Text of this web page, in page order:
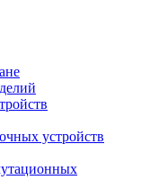
устройств